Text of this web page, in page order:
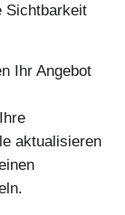
Sichtbarkeit
Ihr Angebot
aktualisieren